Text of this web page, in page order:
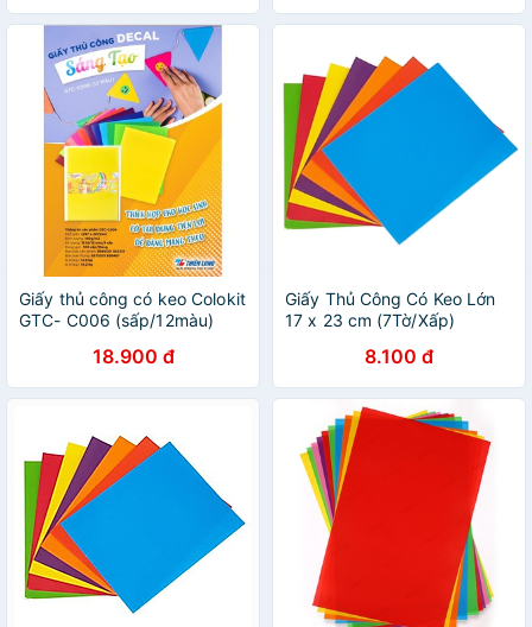
Giấy thủ công có keo Colokit
GTC- C006 (sấp/12màu)
18.900 đ
Giấy Thủ Công Có Keo Lớn
17 x 23 cm (7Tờ/Xấp)
8.100 đ